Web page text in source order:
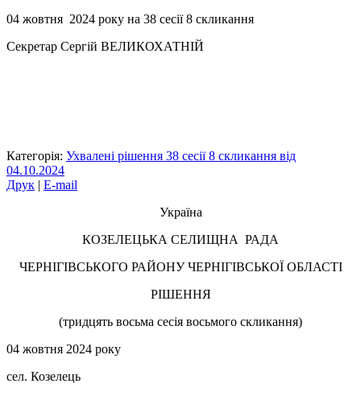
04 жовтня 2024 року на 38 сесії 8 скликання
Секретар Сергій ВЕЛИКОХАТНІЙ
Категорія: Ухвалені рішення 38 сесії 8 скликання від
04.10.2024
Друк | E-mail
Україна
КОЗЕЛЕЦЬКА СЕЛИЩНА РАДА
ЧЕРНІГІВСЬКОГО РАЙОНУ ЧЕРНІГІВСЬКОЇ ОБЛАСТІ
РІШЕННЯ
(тридцять восьма сесія восьмого скликання)
04 жовтня 2024 року
сел. Козелець